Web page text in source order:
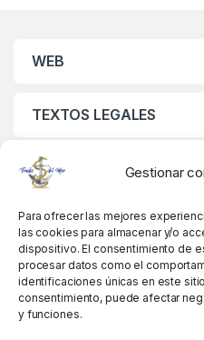
Gestionar
Para ofrecer las mejores
las cookies para almacenar y/o
dispositivo. El consentimiento de
procesar datos como el
identificaciones únicas en este
consentimiento, puede afectar
y funciones.
WEB
TEXTOS LEGALES
MIS DATOS